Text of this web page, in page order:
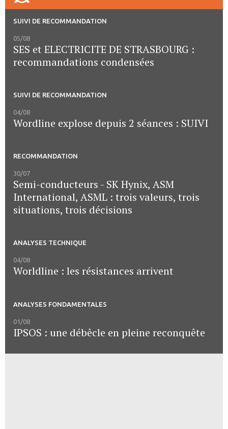
SUIVI DE RECOMMANDATION
05/08
SES et ELECTRICITE DE STRASBOURG :
recommandations condensées
SUIVI DE RECOMMANDATION
04/08
Wordline explose depuis 2 séances : SUIVI
RECOMMANDATION
30/07
Semi-conducteurs - SK Hynix, ASM
International, ASML : trois valeurs, trois
situations, trois décisions
ANALYSES TECHNIQUE
04/08
Worldline : les résistances arrivent
ANALYSES FONDAMENTALES
01/08
IPSOS : une débêcle en pleine reconquête